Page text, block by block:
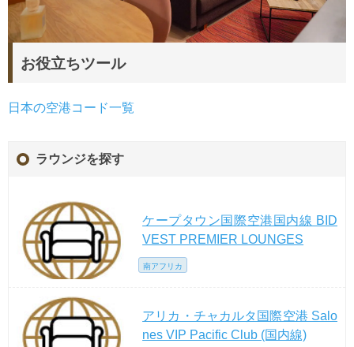
お役立ちツール
日本の空港コード一覧
ラウンジを探す
ケープタウン国際空港国内線 BID
VEST PREMIER LOUNGES
南アフリカ
アリカ・チャカルタ国際空港 Salo
nes VIP Pacific Club (国内線)